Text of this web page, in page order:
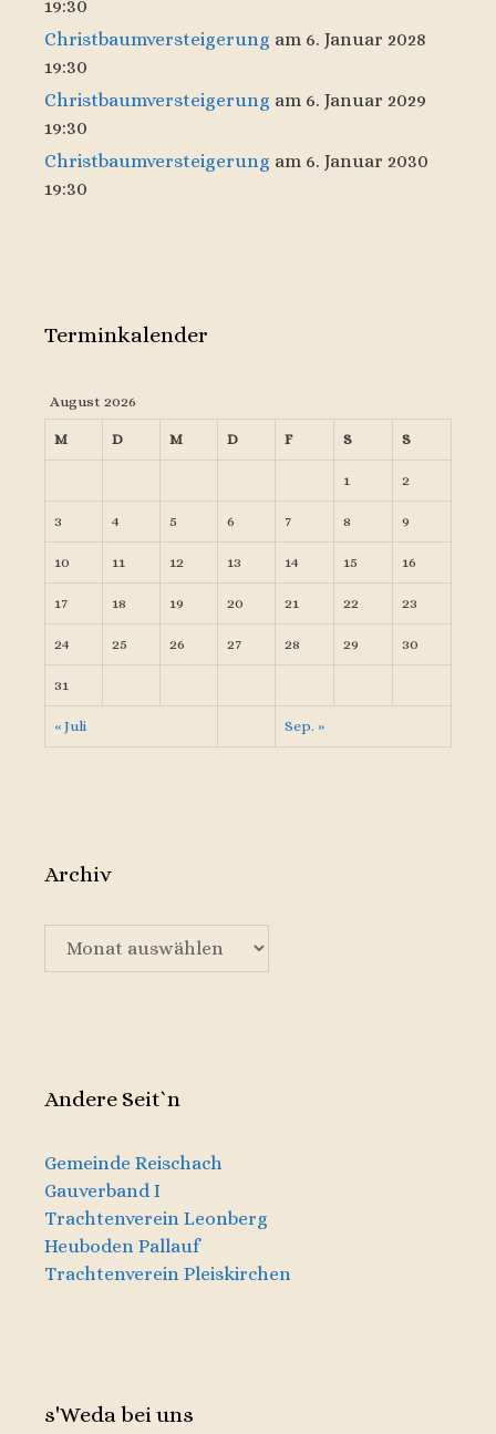
19:30
Christbaumversteigerung am 6. Januar 2028
19:30
Christbaumversteigerung am 6. Januar 2029
19:30
Christbaumversteigerung am 6. Januar 2030
19:30
Terminkalender
August 2026
M D M D F S S
1 2
3 4 5 6 7 8 9
10 11 12 13 14 15 16
17 18 19 20 21 22 23
24 25 26 27 28 29 30
31
« Juli Sep. »
Archiv
Andere Seit`n
Gemeinde Reischach
Gauverband I
Trachtenverein Leonberg
Heuboden Pallauf
Trachtenverein Pleiskirchen
s'Weda bei uns